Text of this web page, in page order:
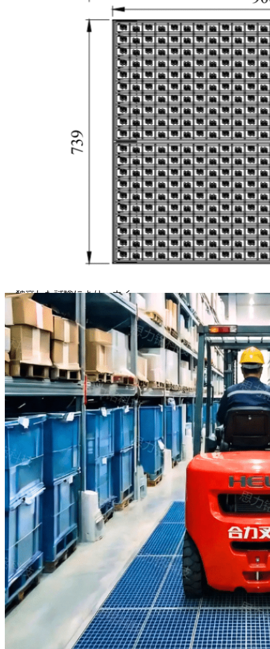
と高い効率
ブラシストリップはPA66製
で、卓越した耐久性を備えて
います。10万サイクルの使用
後も元の形状を維持し、最大
50万サイクルの耐用年数を実
現することで、長期的なメン
テナンス費用を大幅に削減し
ます。 最適化された毛の形状
と密度で設計されており、さ
まざまなタイヤのトレッドパ
ターンに適応して確実に接触
し、タイヤ表面に摩耗を与え
ることなく、砂や小石、粗い
異物を効果的に除去します。
独立した試験により、ホイー
ルをわずか3回転させるだけ
で80%以上の汚れやごみが除
去されることが確認されてい
ます。さらに回転数を増やす
ことで洗浄効果がさらに高ま
り、汚染物質の拡散を効果的
に抑制し、床の清潔さを維持
します。
メンテナン
スが簡単
で、コスト
も低い
車両が通過すると、破片が一